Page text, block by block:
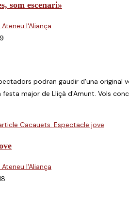
som escenari»
l'Aliança
podran gaudir d'una
major de Lliçà d'Amunt. Vols
l'Aliança